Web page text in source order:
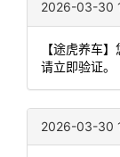
2026-03-30
【途虎养车
请立即验证。
2026-03-30